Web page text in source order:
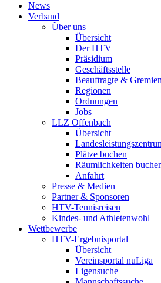
News
Verband
Über uns
Übersicht
Der HTV
Präsidium
Geschäftsstelle
Beauftragte & Gremien
Regionen
Ordnungen
Jobs
LLZ Offenbach
Übersicht
Plätze buchen
Räumlichkeiten
Anfahrt
Presse & Medien
Partner & Sponsoren
HTV-Tennisreisen
Kindes- und Athletenwohl
Wettbewerbe
HTV-Ergebnisportal
Übersicht
Vereinsportal nuLiga
Ligensuche